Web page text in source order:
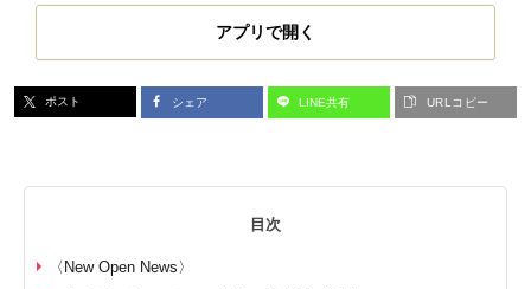
アプリで開く
ポスト シェア LINE共有 URLコピー
目次
〈New Open News〉